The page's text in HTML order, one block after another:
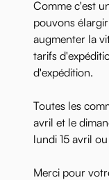
Comme c'est
pouvons
augmenter la
tarifs
d'expédition.
Toutes les
avril et le
lundi 15 avril
Merci pour